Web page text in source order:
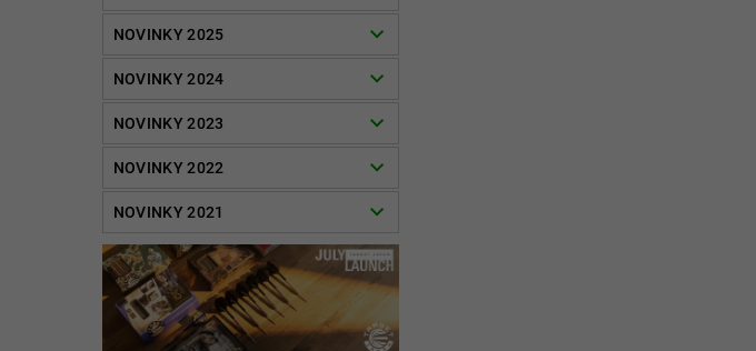
NOVINKY 2025
NOVINKY 2024
NOVINKY 2023
NOVINKY 2022
NOVINKY 2021